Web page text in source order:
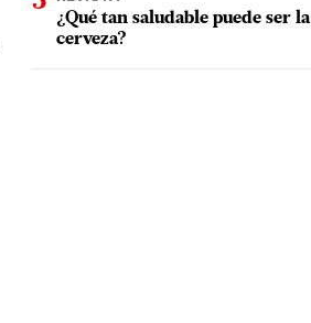
¿Qué tan saludable puede ser la
cerveza?